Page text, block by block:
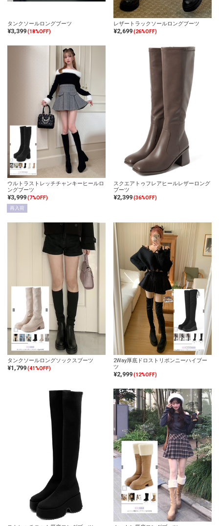
タンクソールロングブーツ
¥3,399(18%OFF)
レザートラックソールロングブーツ
¥2,699(26%OFF)
ウルトラストレッチチャンキーヒールロ
ングブーツ
¥3,999(7%OFF)
再入荷
スクエアトゥフレアヒールレザーロング
ブーツ
¥2,399(36%OFF)
タンクソールロングソックスブーツ
¥1,799(41%OFF)
2Way厚底ドロストリボンニーハイブー
ツ
¥2,999(12%OFF)